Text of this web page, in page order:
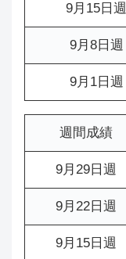
9月15日週
9月8日週
9月1日週
週間成績
9月29日週
9月22日週
9月15日週